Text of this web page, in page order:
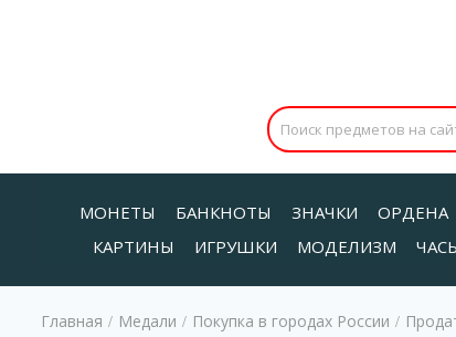
МОНЕТЫ БАНКНОТЫ ЗНАЧКИ ОРДЕНА
КАРТИНЫ
ИГРУШКИ МОДЕЛИЗМ
Главная / Медали / Покупка в городах России /